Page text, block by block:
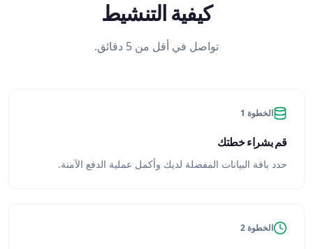
كيفية التنشيط
تواصل في أقل من 5 دقائق.
الخطوة 1
قم بشراء خطتك
حدد باقة البيانات المفضلة لديك وأكمل عملية الدفع الآمنة.
الخطوة 2